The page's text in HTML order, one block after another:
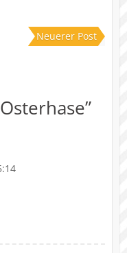
Neuerer Post
”